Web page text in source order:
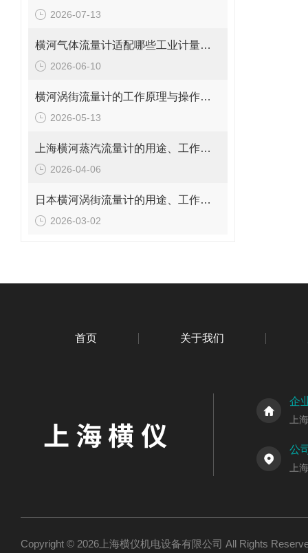
2026-07-13
横河气体流量计适配哪些工业计量场景？
2026-06-10
横河涡街流量计的工作原理与操作要点是什么？
2026-05-13
上海横河蒸汽流量计的用途、工作原理与使用注意事项
2026-04-06
日本横河涡街流量计的用途、工作原理与使用注意事项
2026-03-02
首页 关于我们
企
上
公
上
Copyright © 2026上海横仪机电设备有限公司 All Rights